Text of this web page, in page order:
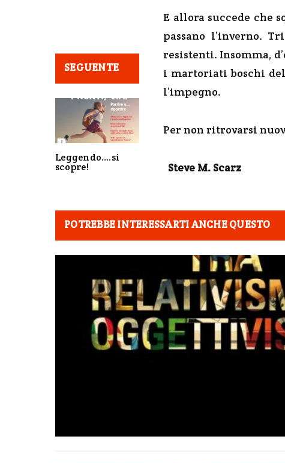
SEGUENTE
Leggendo….si
scopre!
E allora succede che
passano l’inverno.
resistenti. Insomma,
i martoriati boschi
l’impegno.
Per non ritrovarsi
Steve M. Scarz
POTREBBE INTERESSARTI ANCHE QUESTO